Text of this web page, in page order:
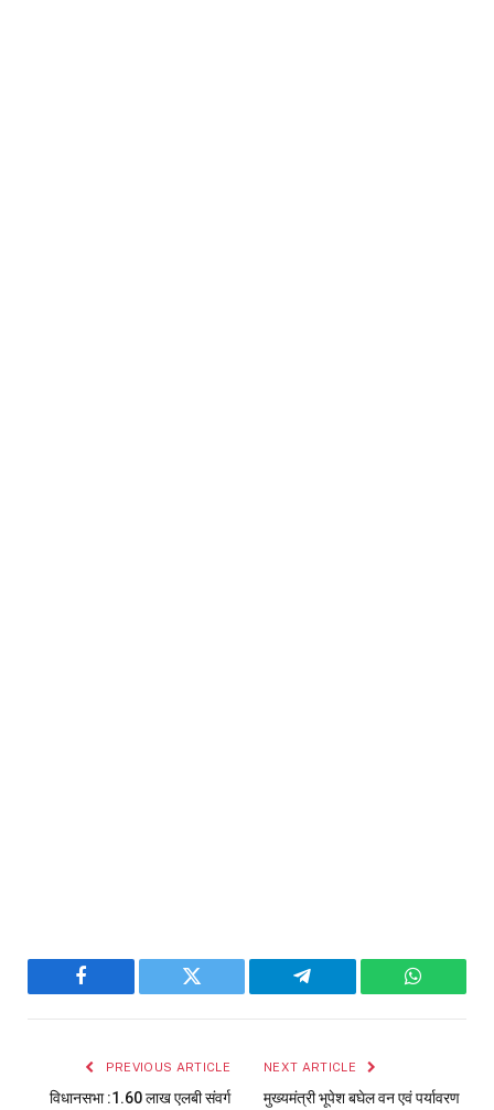
Facebook Twitter Telegram
PREVIOUS ARTICLE
विधानसभा :1.60 लाख एलबी संवर्ग
NEXT ARTICLE
मुख्यमंत्री भूपेश बघेल वन एवं पर्यावरण